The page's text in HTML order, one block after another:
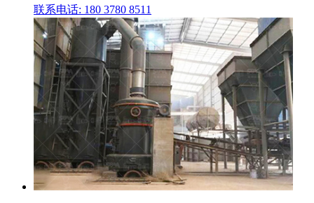
联系电话: 180 3780 8511